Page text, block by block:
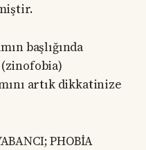
başlığında
(zinofobia)
artık dikkatinize
PHOBİA